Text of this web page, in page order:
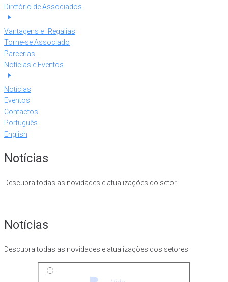
Diretório de Associados
Vantagens e Regalias
Torne-se Associado
Parcerias
Notícias e Eventos
Notícias
Eventos
Contactos
Português
English
Notícias
Descubra todas as novidades e atualizações do setor.
Notícias
Descubra todas as novidades e atualizações dos setores